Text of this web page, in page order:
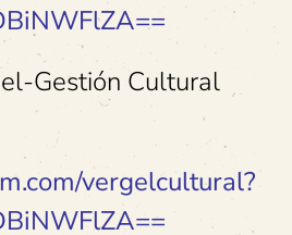
Gestión Cultural
vergelcultural?